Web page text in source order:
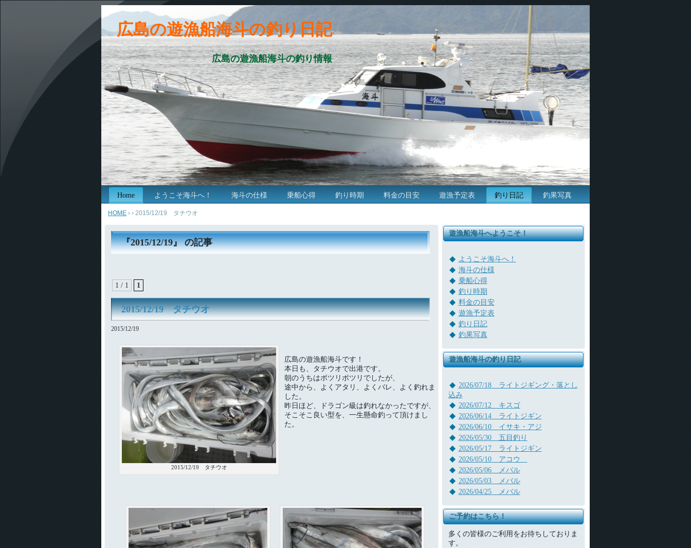
広島の遊漁船海斗の釣り日記
広島の遊漁船海斗の釣り情報
Home ようこそ海斗へ！ 海斗の仕様 乗船心得 釣り時期 料金の目安 遊漁予定表 釣り日記 釣果写真
HOME › › 2015/12/19 タチウオ
『2015/12/19』 の記事
1 / 1 1
2015/12/19 タチウオ
2015/12/19
2015/12/19 タチウオ
広島の遊漁船海斗です！
本日も、タチウオで出港です。
朝のうちはポツリポツリでしたが、
途中から、よくアタリ、よくバレ、よく釣れま
した。
昨日ほど、ドラゴン級は釣れなかったですが、
そこそこ良い型を、一生懸命釣って頂けまし
た。
遊漁船海斗へようこそ！
ようこそ海斗へ！
海斗の仕様
乗船心得
釣り時期
料金の目安
遊漁予定表
釣り日記
釣果写真
遊漁船海斗の釣り日記
2026/07/18 ライトジギング・落とし
込み
2026/07/12 キスゴ
2026/06/14 ライトジギン
2026/06/10 イサキ・アジ
2026/05/30 五目釣り
2026/05/17 ライトジギン
2026/05/10 アコウ
2026/05/06 メバル
2026/05/03 メバル
2026/04/25 メバル
ご予約はこちら！
多くの皆様のご利用をお待ちしておりま
す。